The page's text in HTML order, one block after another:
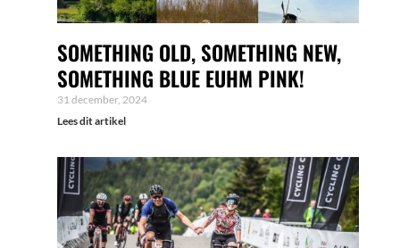
SOMETHING OLD, SOMETHING NEW,
SOMETHING BLUE EUHM PINK!
31 december, 2024
Lees dit artikel